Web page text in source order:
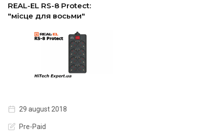
REAL-EL RS-8 Protect:
"місце для восьми"
29 august 2018
Pre-Paid